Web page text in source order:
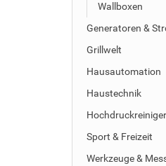
Wallboxen
Generatoren &
Grillwelt
Hausautomation
Haustechnik
Hochdruckreiniger
Sport & Freizeit
Werkzeuge &